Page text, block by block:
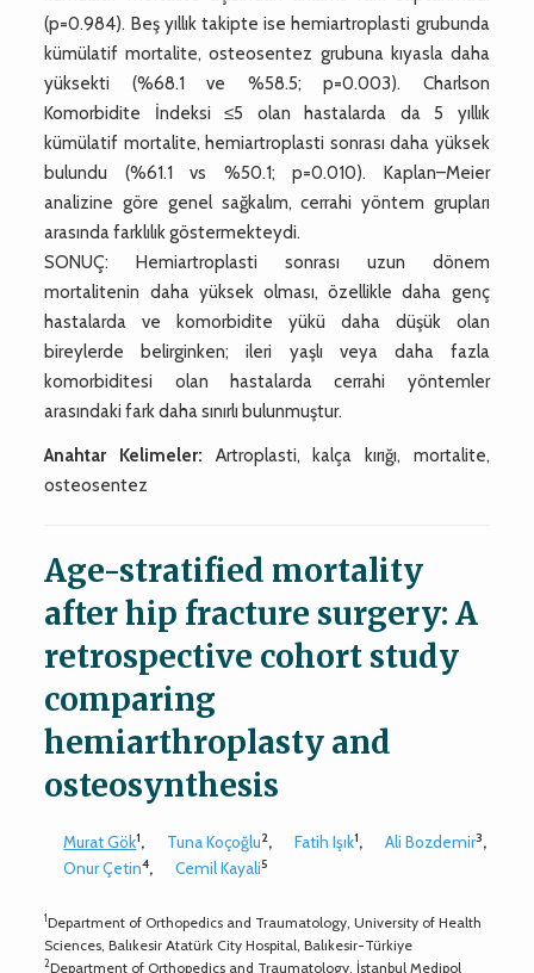
(p=0.984). Beş yıllık takipte ise hemiartroplasti grubunda
kümülatif mortalite, osteosentez grubuna kıyasla daha
yüksekti (%68.1 ve %58.5; p=0.003). Charlson
Komorbidite İndeksi ≤5 olan hastalarda da 5 yıllık
kümülatif mortalite, hemiartroplasti sonrası daha yüksek
bulundu (%61.1 vs %50.1; p=0.010). Kaplan–Meier
analizine göre genel sağkalım, cerrahi yöntem grupları
arasında farklılık göstermekteydi.
SONUÇ: Hemiartroplasti sonrası uzun dönem
mortalitenin daha yüksek olması, özellikle daha genç
hastalarda ve komorbidite yükü daha düşük olan
bireylerde belirginken; ileri yaşlı veya daha fazla
komorbiditesi olan hastalarda cerrahi yöntemler
arasındaki fark daha sınırlı bulunmuştur.
Anahtar Kelimeler: Artroplasti, kalça kırığı, mortalite,
osteosentez
Age-stratified mortality
after hip fracture surgery: A
retrospective cohort study
comparing
hemiarthroplasty and
osteosynthesis
Murat Gök1, Tuna Koçoğlu2, Fatih Işık1, Ali Bozdemir3,
Onur Çetin4, Cemil Kayali5
1Department of Orthopedics and Traumatology, University of Health
Sciences, Balıkesir Atatürk City Hospital, Balıkesir-Türkiye
2Department of Orthopedics and Traumatology, İstanbul Medipol